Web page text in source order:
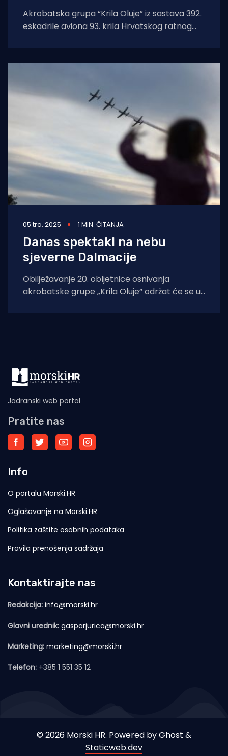
Akrobatska grupa “Krila Oluje” iz sastava 392.
eskadrile aviona 93. krila Hrvatskog ratnog
05 tra. 2025 1 MIN. ČITANJA
Danas spektakl na nebu
sjeverne Dalmacije
Obilježavanje 20. obljetnice osnivanja
akrobatske grupe „Krila Oluje“ održat će se u
Jadranski web portal
Pratite nas
Info
O portalu Morski.HR
Oglašavanje na Morski.HR
Politika zaštite osobnih podataka
Pravila prenošenja sadržaja
Kontaktirajte nas
Redakcija: info@morski.hr
Glavni urednik: gasparjurica@morski.hr
Marketing: marketing@morski.hr
Telefon: +385 1 551 35 12
© 2026 Morski HR. Powered byGhost &
Staticweb.dev